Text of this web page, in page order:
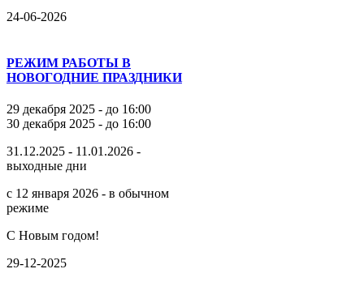
24-06-2026
РЕЖИМ РАБОТЫ В
НОВОГОДНИЕ ПРАЗДНИКИ
29 декабря 2025 - до 16:00
30 декабря 2025 - до 16:00
31.12.2025 - 11.01.2026 -
выходные дни
с 12 января 2026 - в обычном
режиме
С Новым годом!
29-12-2025